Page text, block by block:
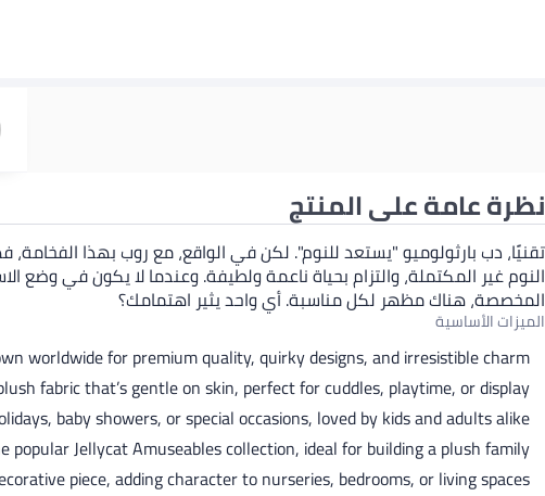
نظرة عامة على المنتج
النوم غير المكتملة، والتزام بحياة ناعمة ولطيفة. وعندما لا يكون في وضع
المخصصة، هناك مظهر لكل مناسبة. أي واحد يثير اهتمامك؟
الميزات الأساسية
worldwide for premium quality, quirky designs, and irresistible charm.
fabric that’s gentle on skin, perfect for cuddles, playtime, or display.
baby showers, or special occasions, loved by kids and adults alike.
Jellycat Amuseables collection, ideal for building a plush family.
piece, adding character to nurseries, bedrooms, or living spaces.